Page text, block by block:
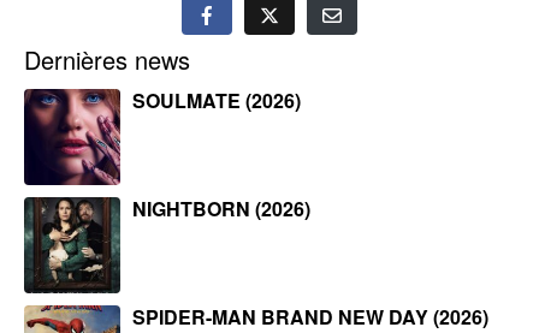
Dernières news
SOULMATE (2026)
NIGHTBORN (2026)
SPIDER-MAN BRAND NEW DAY (2026)